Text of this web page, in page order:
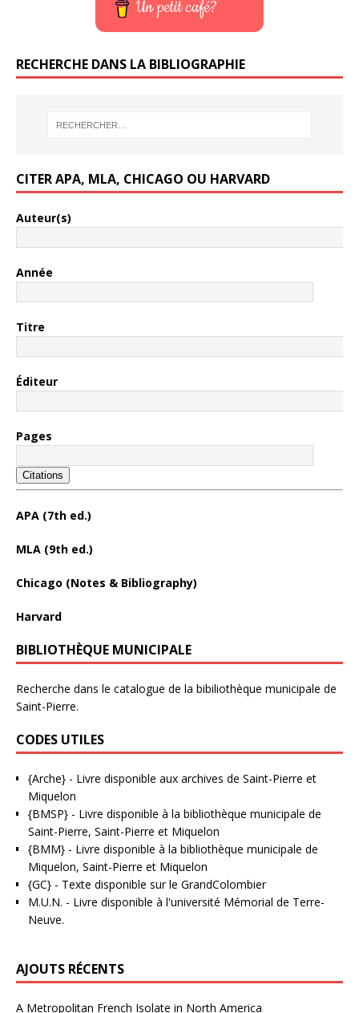
Un petit café?
RECHERCHE DANS LA BIBLIOGRAPHIE
CITER APA, MLA, CHICAGO OU HARVARD
Auteur(s)
Année
Titre
Éditeur
Pages
Citations
APA (7th ed.)
MLA (9th ed.)
Chicago (Notes & Bibliography)
Harvard
BIBLIOTHÈQUE MUNICIPALE
Recherche dans le catalogue de la bibiliothèque municipale de
Saint-Pierre.
CODES UTILES
{Arche} - Livre disponible aux archives de Saint-Pierre et
Miquelon
{BMSP} - Livre disponible à la bibliothèque municipale de
Saint-Pierre, Saint-Pierre et Miquelon
{BMM} - Livre disponible à la bibliothèque municipale de
Miquelon, Saint-Pierre et Miquelon
{GC} - Texte disponible sur le GrandColombier
M.U.N. - Livre disponible à l'université Mémorial de Terre-
Neuve.
AJOUTS RÉCENTS
A Metropolitan French Isolate in North America